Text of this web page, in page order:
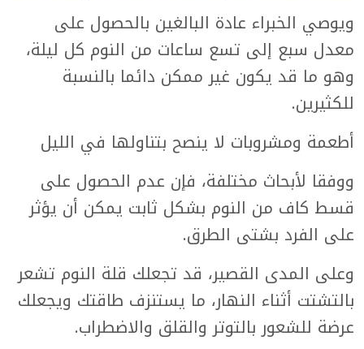
ويوصي الخبراء عادة البالغين بالحصول على
معدل سبع إلى تسع ساعات من النوم كل ليلة،
وهو ما قد يكون غير ممكن دائما بالنسبة
للكثيرين.
أطعمة ومشروبات لا ينصح بتناولها في الليل
ووفقا لأبحاث مختلفة، فإن عدم الحصول على
قسط كاف من النوم بشكل ثابت يمكن أن يؤثر
على الفرد بشتى الطرق.
وعلى المدى القصير، قد تجعلك قلة النوم تشعر
بالتشتت أثناء النهار، ما يستنزف طاقتك ويجعلك
عرضة للشعور بالتوتر والقلق والاضطراب.